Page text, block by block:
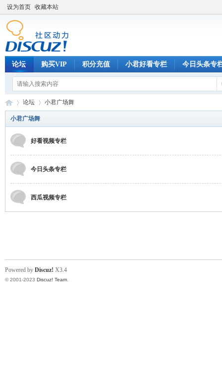
设为首页 收藏本站
论坛 购买VIP 积分充值 小君好看专栏 今日头条专
»
论坛
›
小君广场舞
小君广场舞
好看视频专栏
今日头条专栏
西瓜视频专栏
Powered by Discuz! X3.4
© 2001-2023 Discuz! Team